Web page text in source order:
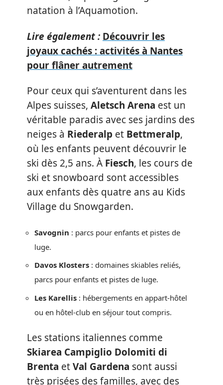
natation à l’Aquamotion.
Lire également : Découvrir les
joyaux cachés : activités à Nantes
pour flâner autrement
Pour ceux qui s’aventurent dans les
Alpes suisses, Aletsch Arena est un
véritable paradis avec ses jardins des
neiges à Riederalp et Bettmeralp,
où les enfants peuvent découvrir le
ski dès 2,5 ans. À Fiesch, les cours de
ski et snowboard sont accessibles
aux enfants dès quatre ans au Kids
Village du Snowgarden.
Savognin : parcs pour enfants et pistes de
luge.
Davos Klosters : domaines skiables reliés,
parcs pour enfants et pistes de luge.
Les Karellis : hébergements en appart-hôtel
ou en hôtel-club en séjour tout compris.
Les stations italiennes comme
Skiarea Campiglio Dolomiti di
Brenta etVal Gardena sont aussi
très prisées des familles, avec des